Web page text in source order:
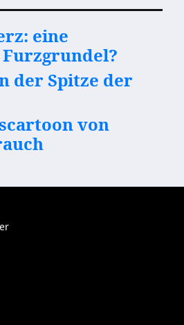
eine
der Spitze der
von